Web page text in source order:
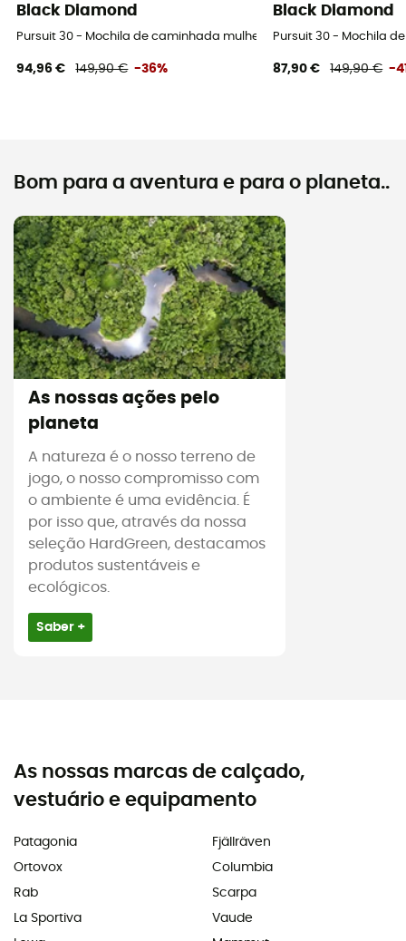
Black Diamond
Pursuit 30 - Mochila de caminhada mulher
94,96 € 149,90 € -36%
Black Diamond
Pursuit 30 - Mochila
87,90 € 149,90 € -
Bom para a aventura e para o planeta..
As nossas ações pelo
planeta
A natureza é o nosso terreno de
jogo, o nosso compromisso com
o ambiente é uma evidência. É
por isso que, através da nossa
seleção HardGreen, destacamos
produtos sustentáveis e
ecológicos.
Saber +
As nossas marcas de calçado,
vestuário e equipamento
Patagonia
Ortovox
Rab
La Sportiva
Fjällräven
Columbia
Scarpa
Vaude